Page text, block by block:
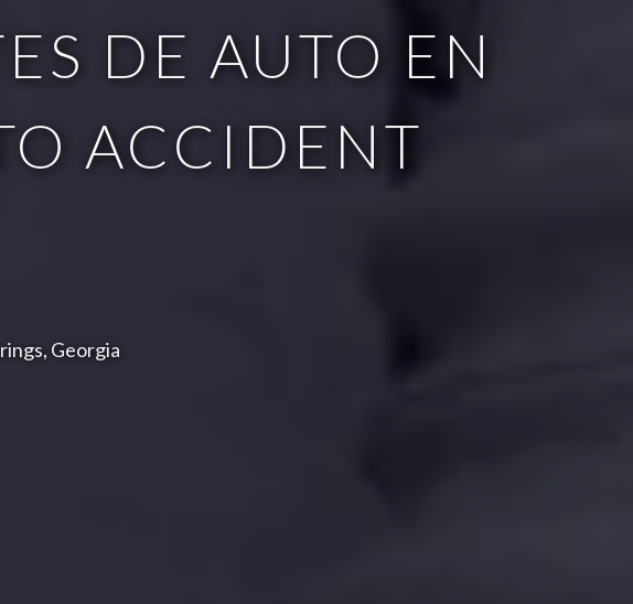
DE AUTO EN
ACCIDENT
Georgia